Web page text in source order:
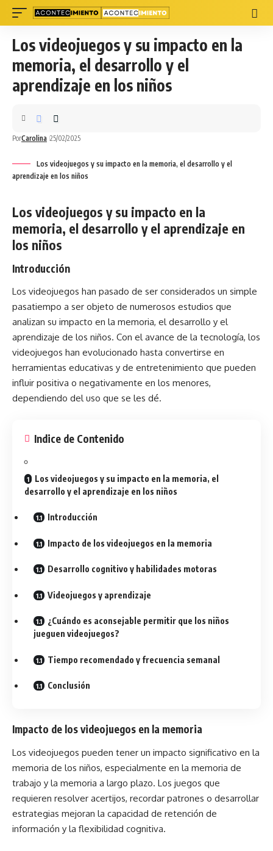
Los videojuegos y su impacto en la
memoria, el desarrollo y el
aprendizaje en los niños
PorCarolina 25/02/2025
Los videojuegos y su impacto en la memoria, el desarrollo y el
aprendizaje en los niños
Los videojuegos y su impacto en la
memoria, el desarrollo y el aprendizaje en
los niños
Introducción
Los videojuegos han pasado de ser considerados un simple
pasatiempo a ser objeto de numerosos estudios que
analizan su impacto en la memoria, el desarrollo y el
aprendizaje de los niños. Con el avance de la tecnología, los
videojuegos han evolucionado hasta convertirse en
herramientas educativas y de entretenimiento que pueden
influir positiva o negativamente en los menores,
dependiendo del uso que se les dé.
Indice de Contenido
Los videojuegos y su impacto en la memoria, el
desarrollo y el aprendizaje en los niños
Introducción
Impacto de los videojuegos en la memoria
Desarrollo cognitivo y habilidades motoras
Videojuegos y aprendizaje
¿Cuándo es aconsejable permitir que los niños
jueguen videojuegos?
Tiempo recomendado y frecuencia semanal
Conclusión
Impacto de los videojuegos en la memoria
Los videojuegos pueden tener un impacto significativo en la
memoria de los niños, especialmente en la memoria de
trabajo y la memoria a largo plazo. Los juegos que
requieren resolver acertijos, recordar patrones o desarrollar
estrategias mejoran la capacidad de retención de
información y la flexibilidad cognitiva.